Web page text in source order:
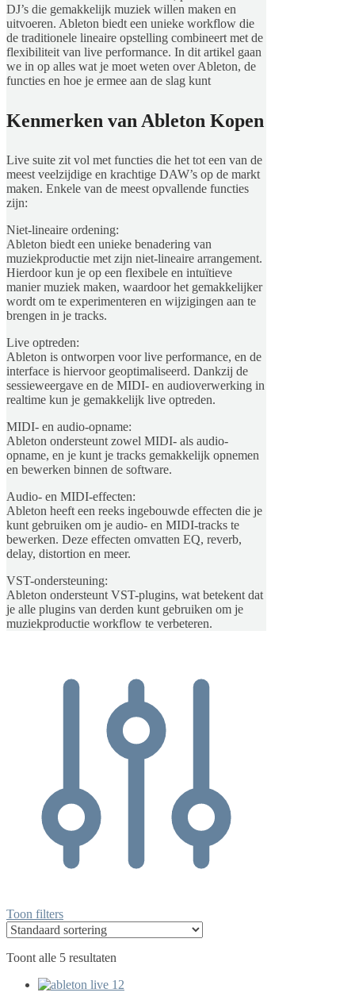
DJ’s die gemakkelijk muziek willen maken en
uitvoeren. Ableton biedt een unieke workflow die
de traditionele lineaire opstelling combineert met de
flexibiliteit van live performance. In dit artikel gaan
we in op alles wat je moet weten over Ableton, de
functies en hoe je ermee aan de slag kunt
Kenmerken van Ableton Kopen
Live suite zit vol met functies die het tot een van de
meest veelzijdige en krachtige DAW’s op de markt
maken. Enkele van de meest opvallende functies
zijn:
Niet-lineaire ordening:
Ableton biedt een unieke benadering van
muziekproductie met zijn niet-lineaire arrangement.
Hierdoor kun je op een flexibele en intuïtieve
manier muziek maken, waardoor het gemakkelijker
wordt om te experimenteren en wijzigingen aan te
brengen in je tracks.
Live optreden:
Ableton is ontworpen voor live performance, en de
interface is hiervoor geoptimaliseerd. Dankzij de
sessieweergave en de MIDI- en audioverwerking in
realtime kun je gemakkelijk live optreden.
MIDI- en audio-opname:
Ableton ondersteunt zowel MIDI- als audio-
opname, en je kunt je tracks gemakkelijk opnemen
en bewerken binnen de software.
Audio- en MIDI-effecten:
Ableton heeft een reeks ingebouwde effecten die je
kunt gebruiken om je audio- en MIDI-tracks te
bewerken. Deze effecten omvatten EQ, reverb,
delay, distortion en meer.
VST-ondersteuning:
Ableton ondersteunt VST-plugins, wat betekent dat
je alle plugins van derden kunt gebruiken om je
muziekproductie workflow te verbeteren.
Toon filters
Toont alle 5 resultaten